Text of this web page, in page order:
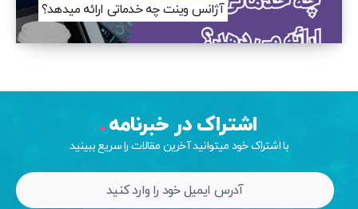
آژانس وینت چه خدماتی ارائه میدهد؟
اشتراک در خبرنامه
با اشتراک خود میتوانید آخرین مقالات را سریع ببینید